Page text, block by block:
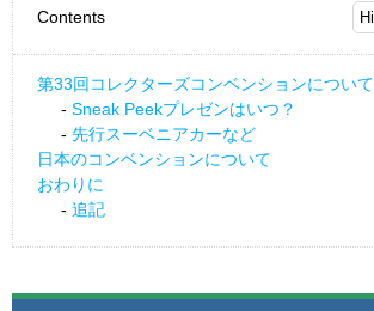
Contents
第33回コレクターズコンベンションについて
Sneak Peekプレゼンはいつ？
先行スーベニアカーなど
日本のコンベンションについて
おわりに
追記